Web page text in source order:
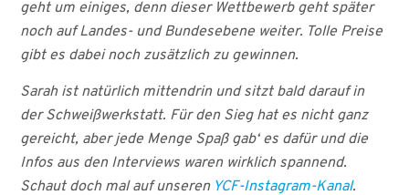
geht um einiges, denn dieser Wettbewerb geht später
noch auf Landes- und Bundesebene weiter. Tolle Preise
gibt es dabei noch zusätzlich zu gewinnen.
Sarah ist natürlich mittendrin und sitzt bald darauf in
der Schweißwerkstatt. Für den Sieg hat es nicht ganz
gereicht, aber jede Menge Spaß gab‘ es dafür und die
Infos aus den Interviews waren wirklich spannend.
Schaut doch mal auf unseren YCF-Instagram-Kanal.